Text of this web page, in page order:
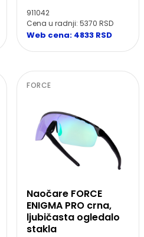
911042
Cena u radnji: 5370 RSD
Web cena: 4833 RSD
FORCE
Naočare FORCE
ENIGMA PRO crna,
ljubičasta ogledalo
stakla